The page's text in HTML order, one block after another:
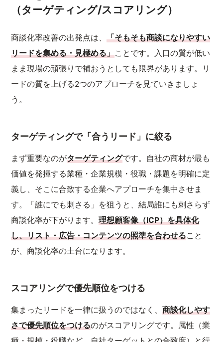
（ターゲティング/スコアリング）
商談化率改善の出発点は、「そもそも商談になりやすい
リードを集める・見極める」ことです。入口の質が低い
まま現場の頑張りで補おうとしても限界があります。リ
ードの質を上げる2つのアプローチを見ていきましょ
う。
ターゲティングで「合うリード」に絞る
まず重要なのがターゲティングです。自社の商材が最も
価値を発揮する業種・企業規模・役職・課題を明確に定
義し、そこに合致する企業へアプローチを集中させま
す。「誰にでも刺さる」を狙うと、結局誰にも刺さらず
商談化率が下がります。理想顧客像（ICP）を具体化
し、リスト・広告・コンテンツの照準を合わせること
が、商談化率の土台になります。
スコアリングで優先順位をつける
集まったリードを一律に扱うのではなく、商談化しやす
さで優先順位をつけるのがスコアリングです。属性（業